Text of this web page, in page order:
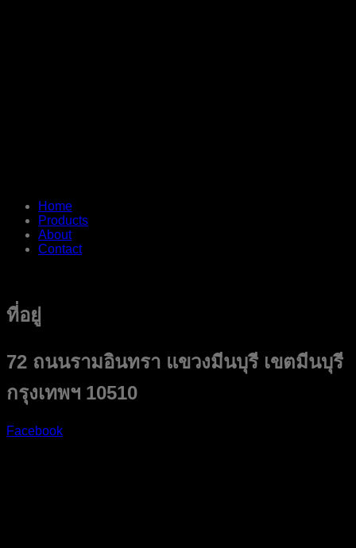
Home
Products
About
Contact
ที่อยู่
72 ถนนรามอินทรา แขวงมีนบุรี เขตมีนบุรี
กรุงเทพฯ 10510
Facebook